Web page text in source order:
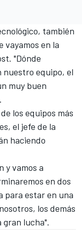
también
vayamos en la
"Dónde
nuestro equipo, el
muy buen
los equipos más
el jefe de la
haciendo
y vamos a
en dos
para estar en una
los demás
gran lucha".